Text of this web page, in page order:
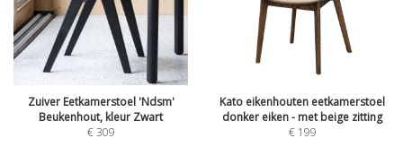
Zuiver Eetkamerstoel 'Ndsm'
Beukenhout, kleur Zwart
€309
Kato eikenhouten eetkamerstoel
donker eiken - met beige zitting
€ 199